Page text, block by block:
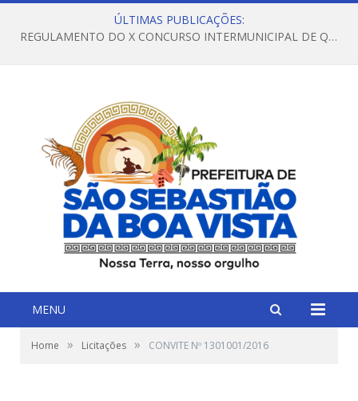
ÚLTIMAS PUBLICAÇÕES:
REGULAMENTO DO X CONCURSO INTERMUNICIPAL DE QUADRILHAS JUNINAS – 2026 – ARRAIÁ DA VENEZA
MENU
Home » Licitações » CONVITE Nº 1301001/2016